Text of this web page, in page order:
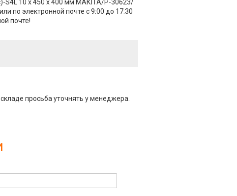
S4L 10 х 450 х 400 мм МАКIТА/P-30623/
по электронной почте с 9:00 до 17:30
почте!
просьба уточнять у менеджера.